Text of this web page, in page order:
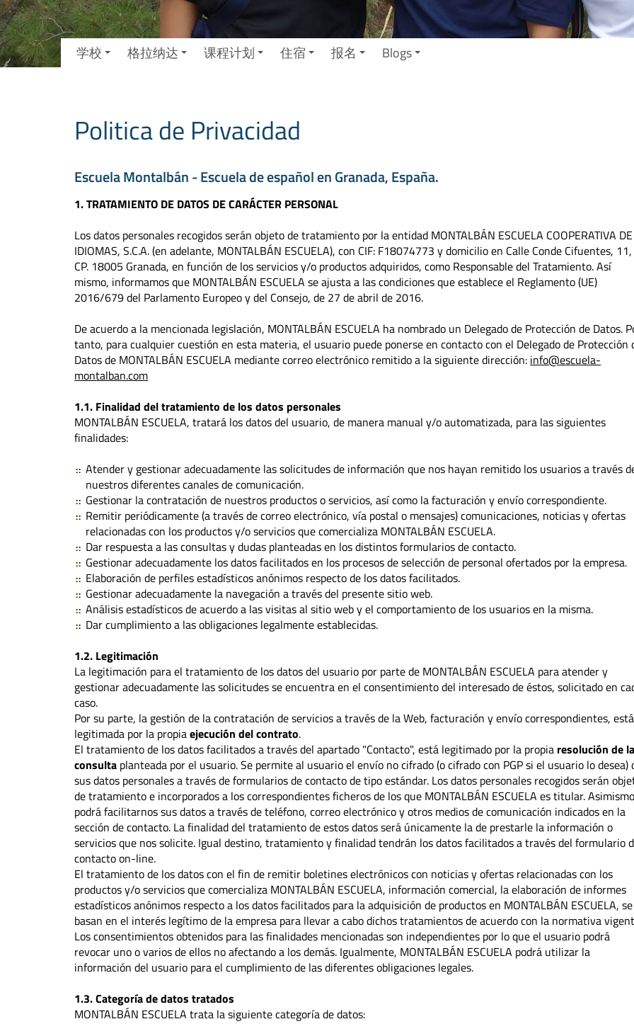
学校 格拉纳达 课程计划 住宿 报名 Blogs
Politica de Privacidad
Escuela Montalbán - Escuela de español en Granada, España.
1. TRATAMIENTO DE DATOS DE CARÁCTER PERSONAL
Los datos personales recogidos serán objeto de tratamiento por la entidad MONTALBÁN ESCUELA COOPERATIVA DE
IDIOMAS, S.C.A. (en adelante, MONTALBÁN ESCUELA), con CIF: F18074773 y domicilio en Calle Conde Cifuentes, 11,
CP. 18005 Granada, en función de los servicios y/o productos adquiridos, como Responsable del Tratamiento. Así
mismo, informamos que MONTALBÁN ESCUELA se ajusta a las condiciones que establece el Reglamento (UE)
2016/679 del Parlamento Europeo y del Consejo, de 27 de abril de 2016.
De acuerdo a la mencionada legislación, MONTALBÁN ESCUELA ha nombrado un Delegado de Protección de Datos.
tanto, para cualquier cuestión en esta materia, el usuario puede ponerse en contacto con el Delegado de Protección
Datos de MONTALBÁN ESCUELA mediante correo electrónico remitido a la siguiente dirección: info@escuela-
montalban.com
1.1. Finalidad del tratamiento de los datos personales
MONTALBÁN ESCUELA, tratará los datos del usuario, de manera manual y/o automatizada, para las siguientes
finalidades:
Atender y gestionar adecuadamente las solicitudes de información que nos hayan remitido los usuarios a través
nuestros diferentes canales de comunicación.
Gestionar la contratación de nuestros productos o servicios, así como la facturación y envío correspondiente.
Remitir periódicamente (a través de correo electrónico, vía postal o mensajes) comunicaciones, noticias y ofertas
relacionadas con los productos y/o servicios que comercializa MONTALBÁN ESCUELA.
Dar respuesta a las consultas y dudas planteadas en los distintos formularios de contacto.
Gestionar adecuadamente los datos facilitados en los procesos de selección de personal ofertados por la empresa.
Elaboración de perfiles estadísticos anónimos respecto de los datos facilitados.
Gestionar adecuadamente la navegación a través del presente sitio web.
Análisis estadísticos de acuerdo a las visitas al sitio web y el comportamiento de los usuarios en la misma.
Dar cumplimiento a las obligaciones legalmente establecidas.
1.2. Legitimación
La legitimación para el tratamiento de los datos del usuario por parte de MONTALBÁN ESCUELA para atender y
gestionar adecuadamente las solicitudes se encuentra en el consentimiento del interesado de éstos, solicitado en
caso.
Por su parte, la gestión de la contratación de servicios a través de la Web, facturación y envío correspondientes, está
legitimada por la propiaejecución del contrato.
El tratamiento de los datos facilitados a través del apartado "Contacto", está legitimado por la propia resolución de la
consulta planteada por el usuario. Se permite al usuario el envío no cifrado (o cifrado con PGP si el usuario lo desea)
sus datos personales a través de formularios de contacto de tipo estándar. Los datos personales recogidos serán
de tratamiento e incorporados a los correspondientes ficheros de los que MONTALBÁN ESCUELA es titular.
podrá facilitarnos sus datos a través de teléfono, correo electrónico y otros medios de comunicación indicados en la
sección de contacto. La finalidad del tratamiento de estos datos será únicamente la de prestarle la información o
servicios que nos solicite. Igual destino, tratamiento y finalidad tendrán los datos facilitados a través del formulario
contacto on-line.
El tratamiento de los datos con el fin de remitir boletines electrónicos con noticias y ofertas relacionadas con los
productos y/o servicios que comercializa MONTALBÁN ESCUELA, información comercial, la elaboración de informes
estadísticos anónimos respecto a los datos facilitados para la adquisición de productos en MONTALBÁN ESCUELA, se
basan en el interés legítimo de la empresa para llevar a cabo dichos tratamientos de acuerdo con la normativa
Los consentimientos obtenidos para las finalidades mencionadas son independientes por lo que el usuario podrá
revocar uno o varios de ellos no afectando a los demás. Igualmente, MONTALBÁN ESCUELA podrá utilizar la
información del usuario para el cumplimiento de las diferentes obligaciones legales.
1.3. Categoría de datos tratados
MONTALBÁN ESCUELA trata la siguiente categoría de datos: